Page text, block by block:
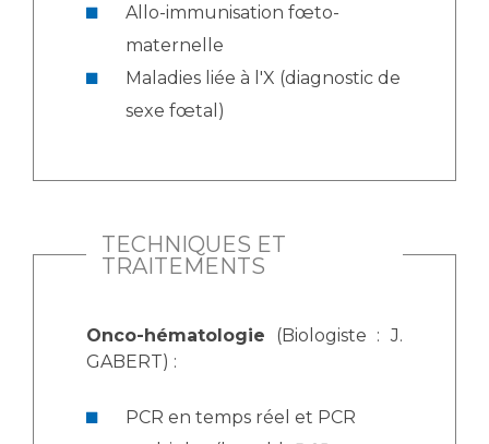
Allo-immunisation fœto-
maternelle
Maladies liée à l'X (diagnostic de
sexe fœtal)
TECHNIQUES ET
TRAITEMENTS
Onco-hématologie (Biologiste : J.
GABERT) :
PCR en temps réel et PCR